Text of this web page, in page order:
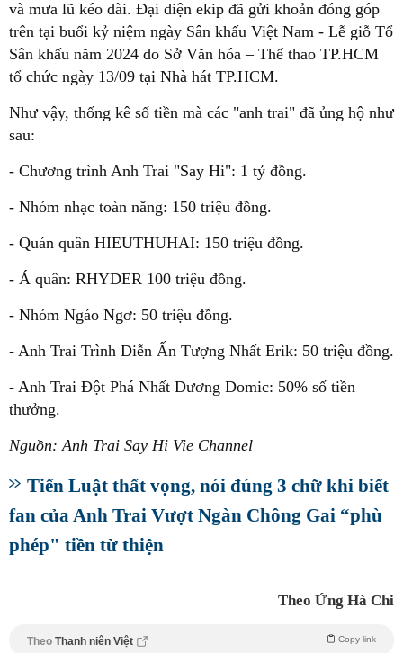
và mưa lũ kéo dài. Đại diện ekip đã gửi khoản đóng góp
trên tại buổi kỷ niệm ngày Sân khấu Việt Nam - Lễ giỗ Tổ
Sân khấu năm 2024 do Sở Văn hóa – Thể thao TP.HCM
tổ chức ngày 13/09 tại Nhà hát TP.HCM.
Như vậy, thống kê số tiền mà các "anh trai" đã ủng hộ như
sau:
- Chương trình Anh Trai "Say Hi": 1 tỷ đồng.
- Nhóm nhạc toàn năng: 150 triệu đồng.
- Quán quân HIEUTHUHAI: 150 triệu đồng.
- Á quân: RHYDER 100 triệu đồng.
- Nhóm Ngáo Ngơ: 50 triệu đồng.
- Anh Trai Trình Diễn Ấn Tượng Nhất Erik: 50 triệu đồng.
- Anh Trai Đột Phá Nhất Dương Domic: 50% số tiền
thưởng.
Nguồn: Anh Trai Say Hi Vie Channel
Tiến Luật thất vọng, nói đúng 3 chữ khi biết
fan của Anh Trai Vượt Ngàn Chông Gai “phù
phép" tiền từ thiện
Theo Ứng Hà Chi
Theo Thanh niên Việt Copy link